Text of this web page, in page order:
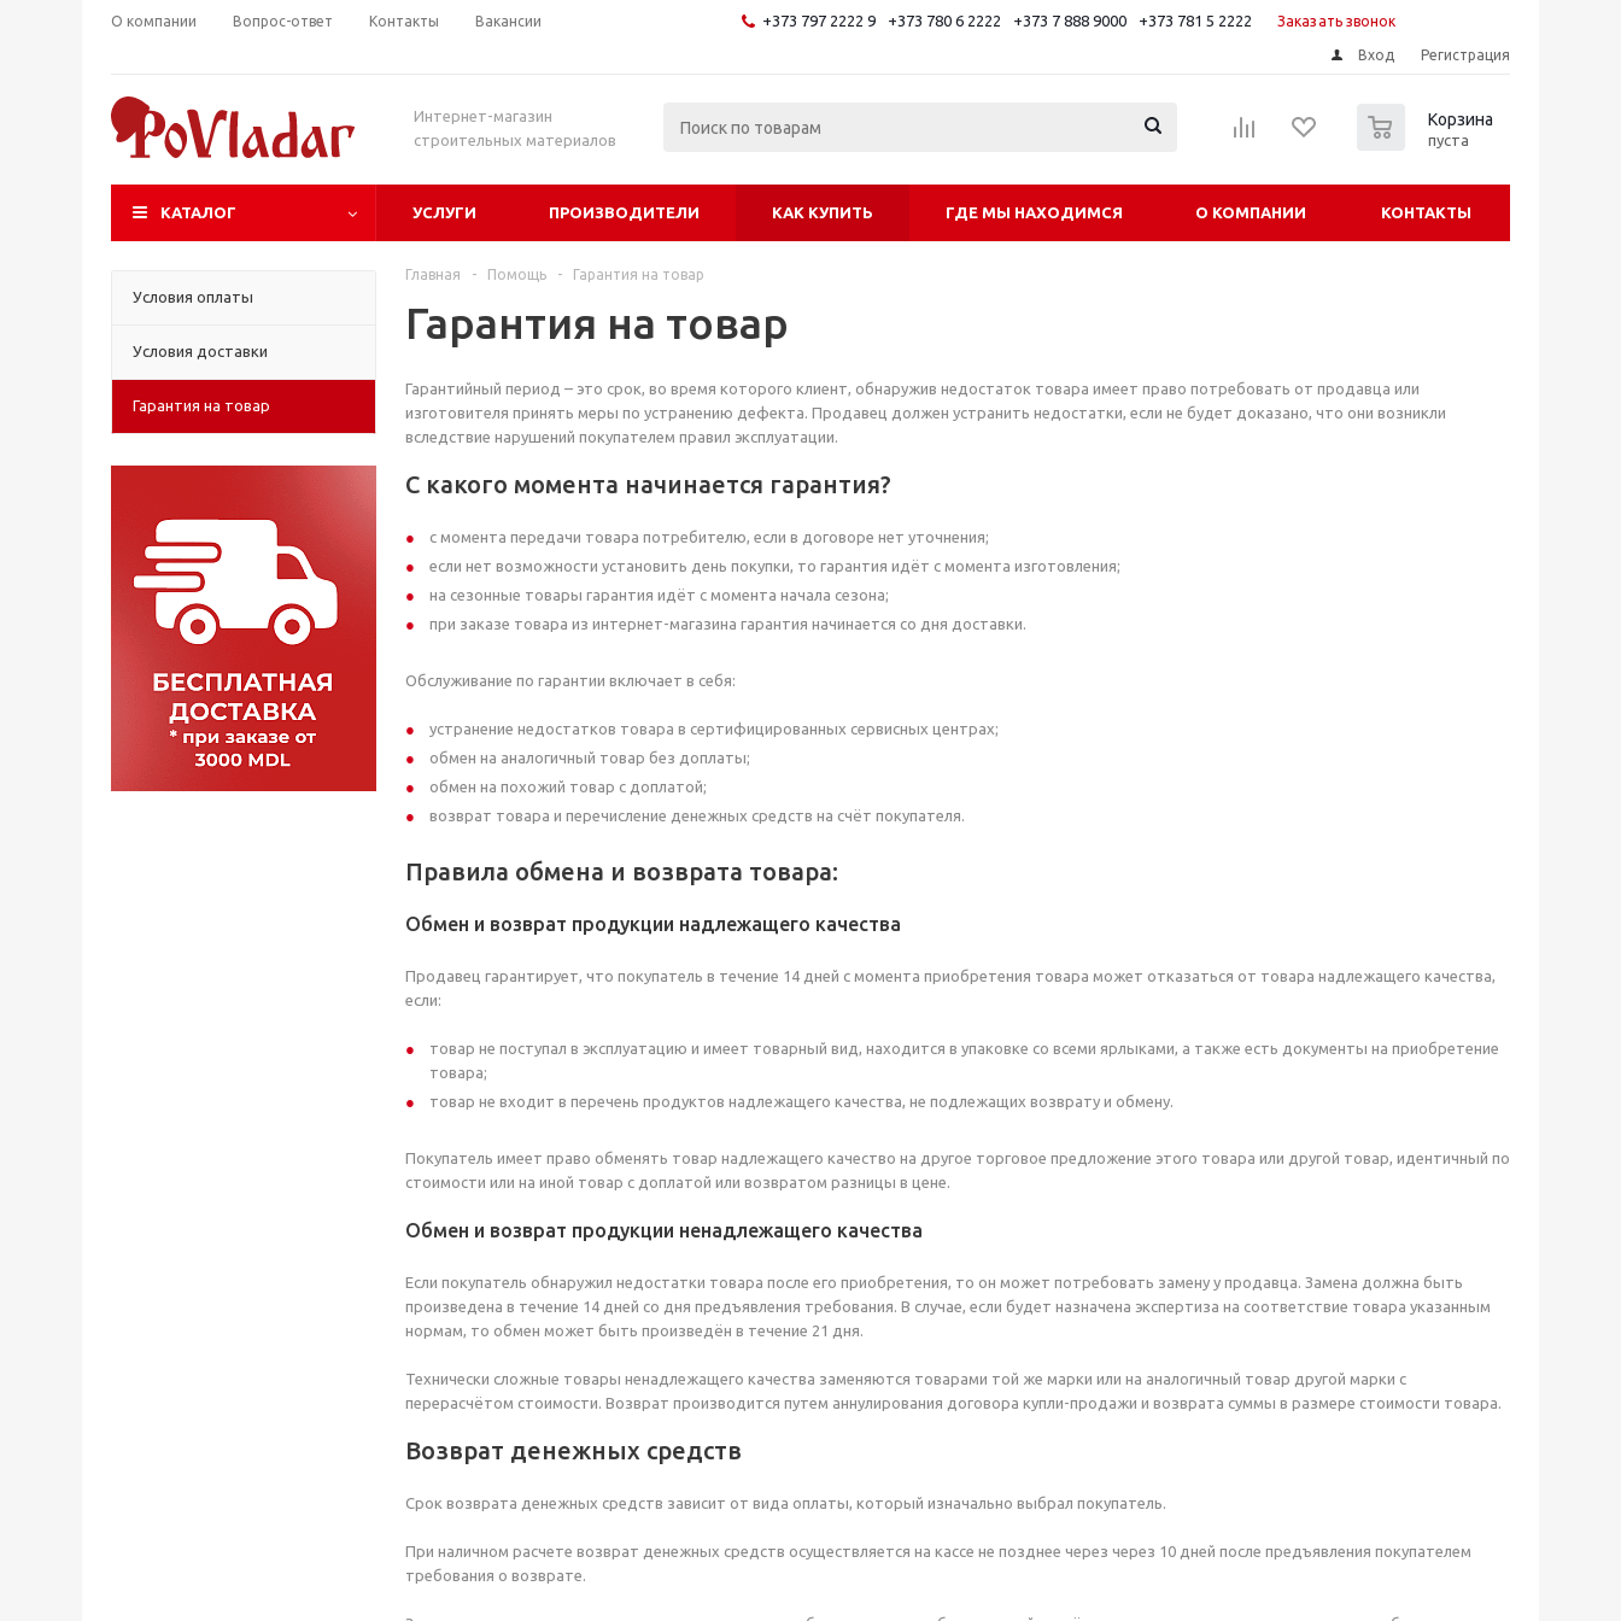
О компании Вопрос-ответ Контакты Вакансии +373 797 2222 9 +373 780 6 2222 +373 7 888 9000 +373 781 5 2222 Заказать звонок
Вход Регистрация
Интернет-магазин
строительных материалов
Корзина
пуста
КАТАЛОГ УСЛУГИ ПРОИЗВОДИТЕЛИ КАК КУПИТЬ ГДЕ МЫ НАХОДИМСЯ О КОМПАНИИ КОНТАКТЫ
Условия оплаты
Условия доставки
Гарантия на товар
Главная - Помощь - Гарантия на товар
Гарантия на товар
Гарантийный период – это срок, во время которого клиент, обнаружив недостаток товара имеет право потребовать от продавца или
изготовителя принять меры по устранению дефекта. Продавец должен устранить недостатки, если не будет доказано, что они возникли
вследствие нарушений покупателем правил эксплуатации.
С какого момента начинается гарантия?
с момента передачи товара потребителю, если в договоре нет уточнения;
если нет возможности установить день покупки, то гарантия идёт с момента изготовления;
на сезонные товары гарантия идёт с момента начала сезона;
при заказе товара из интернет-магазина гарантия начинается со дня доставки.
Обслуживание по гарантии включает в себя:
устранение недостатков товара в сертифицированных сервисных центрах;
обмен на аналогичный товар без доплаты;
обмен на похожий товар с доплатой;
возврат товара и перечисление денежных средств на счёт покупателя.
Правила обмена и возврата товара:
Обмен и возврат продукции надлежащего качества
Продавец гарантирует, что покупатель в течение 14 дней с момента приобретения товара может отказаться от товара надлежащего качества,
если:
товар не поступал в эксплуатацию и имеет товарный вид, находится в упаковке со всеми ярлыками, а также есть документы на приобретение
товара;
товар не входит в перечень продуктов надлежащего качества, не подлежащих возврату и обмену.
Покупатель имеет право обменять товар надлежащего качество на другое торговое предложение этого товара или другой товар, идентичный по
стоимости или на иной товар с доплатой или возвратом разницы в цене.
Обмен и возврат продукции ненадлежащего качества
Если покупатель обнаружил недостатки товара после его приобретения, то он может потребовать замену у продавца. Замена должна быть
произведена в течение 14 дней со дня предъявления требования. В случае, если будет назначена экспертиза на соответствие товара указанным
нормам, то обмен может быть произведён в течение 21 дня.
Технически сложные товары ненадлежащего качества заменяются товарами той же марки или на аналогичный товар другой марки с
перерасчётом стоимости. Возврат производится путем аннулирования договора купли-продажи и возврата суммы в размере стоимости товара.
Возврат денежных средств
Срок возврата денежных средств зависит от вида оплаты, который изначально выбрал покупатель.
При наличном расчете возврат денежных средств осуществляется на кассе не позднее через через 10 дней после предъявления покупателем
требования о возврате.